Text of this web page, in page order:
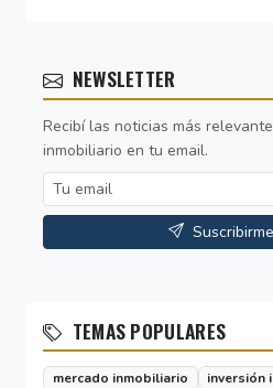
NEWSLETTER
Recibí las noticias más
inmobiliario en tu email.
Suscribirme
TEMAS POPULARES
mercado inmobiliario
inversión